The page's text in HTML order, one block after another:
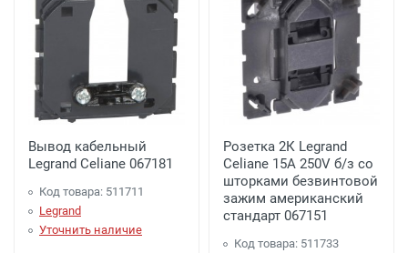
Вывод кабельный
Legrand Celiane 067181
Код товара: 511711
Legrand
Уточнить наличие
Розетка 2К Legrand
Celiane 15A 250V б/з со
шторками безвинтовой
зажим американский
стандарт 067151
Код товара: 511733